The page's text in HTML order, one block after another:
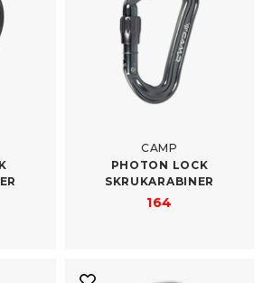
CAMP
PHOTON LOCK
SKRUKARABINER
164